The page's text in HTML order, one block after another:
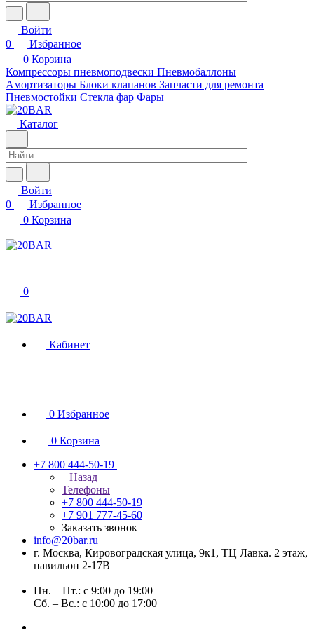
Войти
0
Избранное
0 Корзина
Компрессоры пневмоподвески Пневмобаллоны
Амортизаторы Блоки клапанов Запчасти для ремонта
Пневмостойки Стекла фар Фары
Каталог
Войти
0
Избранное
0 Корзина
0
Кабинет
0 Избранное
0 Корзина
+7 800 444-50-19
Назад
Телефоны
+7 800 444-50-19
+7 901 777-45-60
Заказать звонок
info@20bar.ru
г. Москва, Кировоградская улица, 9к1, ТЦ Лавка. 2 этаж,
павильон 2-17В
Пн. – Пт.: с 9:00 до 19:00
Сб. – Вс.: с 10:00 до 17:00